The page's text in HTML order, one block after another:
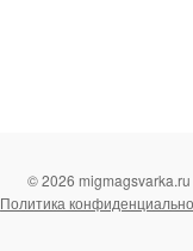
© 2026 migmagsvarka.ru
Политика